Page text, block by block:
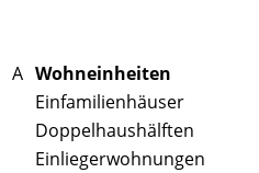
A Wohneinheiten
Einfamilienhäuser
Doppelhaushälften
Einliegerwohnungen